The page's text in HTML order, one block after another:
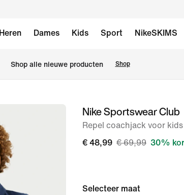
Heren Dames Kids Sport NikeSKIMS
Shop alle nieuwe producten Shop
afbeelding
Nike Sportswear Club
Repel coachjack voor kids
€ 48,99 € 69,99 30%
Selecteer maat